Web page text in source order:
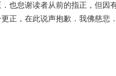
也怠谢读者从前的指正，但因
正，在此说声抱歉．我佛慈悲．